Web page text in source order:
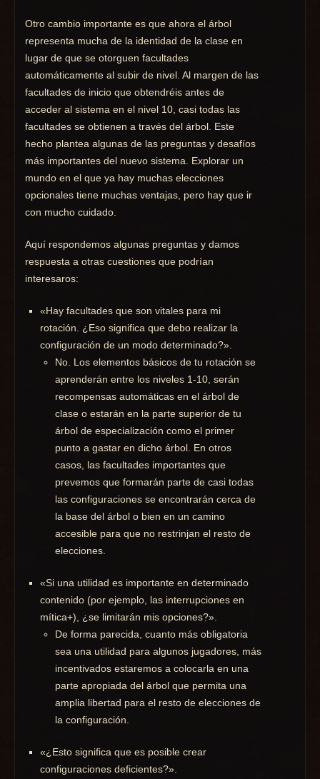
Otro cambio importante es que ahora el árbol
representa mucha de la identidad de la clase en
lugar de que se otorguen facultades
automáticamente al subir de nivel. Al margen de las
facultades de inicio que obtendréis antes de
acceder al sistema en el nivel 10, casi todas las
facultades se obtienen a través del árbol. Este
hecho plantea algunas de las preguntas y desafíos
más importantes del nuevo sistema. Explorar un
mundo en el que ya hay muchas elecciones
opcionales tiene muchas ventajas, pero hay que ir
con mucho cuidado.
Aquí respondemos algunas preguntas y damos
respuesta a otras cuestiones que podrían
interesaros:
«Hay facultades que son vitales para mi
rotación. ¿Eso significa que debo realizar la
configuración de un modo determinado?».
No. Los elementos básicos de tu rotación se
aprenderán entre los niveles 1-10, serán
recompensas automáticas en el árbol de
clase o estarán en la parte superior de tu
árbol de especialización como el primer
punto a gastar en dicho árbol. En otros
casos, las facultades importantes que
prevemos que formarán parte de casi todas
las configuraciones se encontrarán cerca de
la base del árbol o bien en un camino
accesible para que no restrinjan el resto de
elecciones.
«Si una utilidad es importante en determinado
contenido (por ejemplo, las interrupciones en
mítica+), ¿se limitarán mis opciones?».
De forma parecida, cuanto más obligatoria
sea una utilidad para algunos jugadores, más
incentivados estaremos a colocarla en una
parte apropiada del árbol que permita una
amplia libertad para el resto de elecciones de
la configuración.
«¿Esto significa que es posible crear
configuraciones deficientes?».